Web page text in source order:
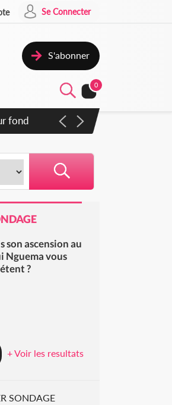
Se Connecter
S'abonner
0
son ascension au
Nguema vous
?
+ Voir les resultats
SONDAGE